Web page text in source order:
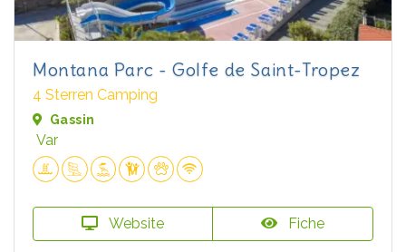
Montana Parc - Golfe de Saint-Tropez
4 Sterren Camping
Gassin
Var
Website Fiche